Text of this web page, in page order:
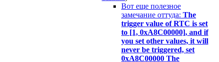
Вот еще полезное
замечание оттуда: The
trigger value of RTC is set
to [1, 0xA8C00000], and if
you set other values, it will
never be triggered, set
0xA8C00000 The